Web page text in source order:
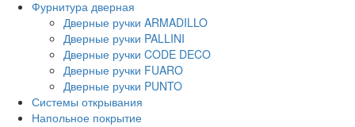
Фурнитура дверная
Дверные ручки ARMADILLO
Дверные ручки PALLINI
Дверные ручки CODE DECO
Дверные ручки FUARO
Дверные ручки PUNTO
Системы открывания
Напольное покрытие